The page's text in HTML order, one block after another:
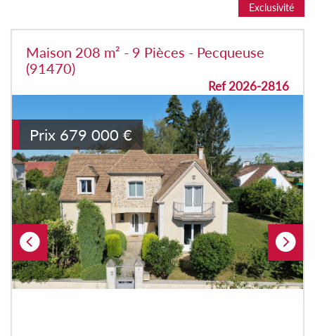
Exclusivité
Maison 208 m² - 9 Pièces - Pecqueuse
(91470)
Ref 2026-2816
Prix 679 000 €